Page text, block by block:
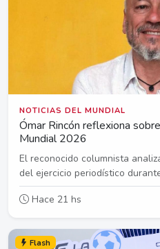
NOTICIAS DEL MUNDIAL
Ómar Rincón reflexiona
Mundial 2026
El reconocido columnista
del ejercicio periodístico
Hace 21 hs
Flash